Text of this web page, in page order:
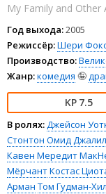
My Family and Other
Год выхода:2005
Режиссёр:Шери
Производство:
Жанр:комедия 🤪
7.5
В ролях:Джейсон
Стонтон Омид
Кавен Мередит
МёрчантКостас
Арман Том Гудман-